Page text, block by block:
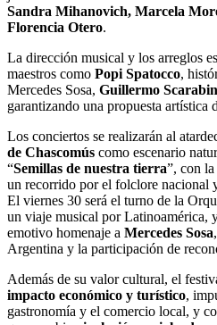
Sandra Mihanovich, Marcela
Florencia Otero.
La dirección musical y los arreglos
maestros como Popi Spatocco,
Mercedes Sosa, Guillermo
garantizando una propuesta artística
Los conciertos se realizarán al
de Chascomús como escenario
“Semillas de nuestra tierra”, con
un recorrido por el folclore nacional
El viernes 30 será el turno de la
un viaje musical por Latinoamérica,
emotivo homenaje a Mercedes Sosa
Argentina y la participación de
Además de su valor cultural, el
impacto económico y turístico,
gastronomía y el comercio local, y